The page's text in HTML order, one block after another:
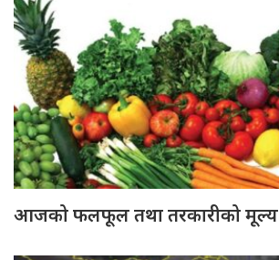
आजको फलफूल तथा तरकारीको मूल्य